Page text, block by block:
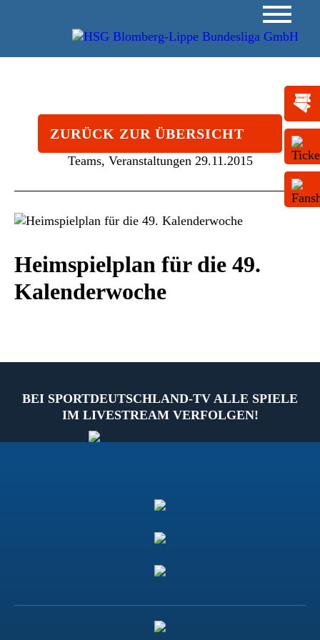
ZURÜCK ZUR ÜBERSICHT
Teams, Veranstaltungen 29.11.2015
Heimspielplan für die 49.
Kalenderwoche
BEI SPORTDEUTSCHLAND-TV ALLE SPIELE
IM LIVESTREAM VERFOLGEN!